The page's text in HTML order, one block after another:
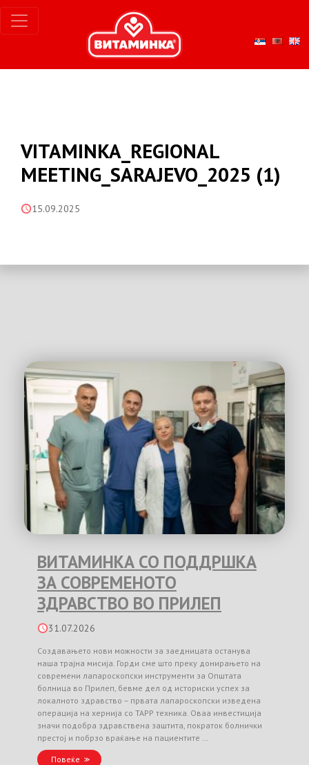
VITAMINKA_REGIONAL
MEETING_SARAJEVO_2025 (1)
15.09.2025
ВИТАМИНКА СО ПОДДРШКА
ЗА СОВРЕМЕНОТО
ЗДРАВСТВО ВО ПРИЛЕП
31.07.2026
Создавањето нови можности за заедницата останува
наша трајна мисија. Горди сме што преку донирањето на
современи лапароскопски инструменти за Општата
болница во Прилеп, бевме дел од историски успех за
локалното здравство – првата лапароскопски изведена
операција на хернија со TAPP техника. Оваа инвестиција
значи подобра здравствена заштита, пократок болнички
престој и побрзо враќање на пациентите …
Повеќе